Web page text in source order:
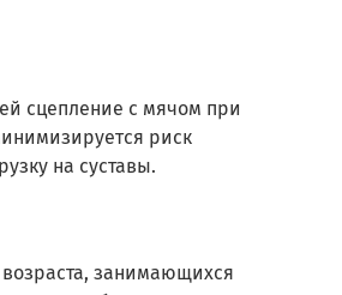
сцепление с мячом при
риск
на суставы.
занимающихся